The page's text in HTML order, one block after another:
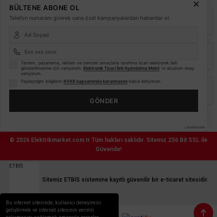
Bu internet sitesinde, kullanıcı deneyimini
geliştirmek ve internet sitesinin verimli
Kurumsal
Alışveriş
Üyelik
© 2026 Elektrikmarket.com.tr Tüm hakları saklıdır. Sitemiz 256 Bit SSL ile
Güvende!
ETBİS
Sitemiz ETBİS sistemine kayıtlı güvenilir bir e-ticaret sitesidir.
BÜLTENE ABONE OL
Telefon numaranı girerek sana özel kampanyalardan haberdar ol.
Tanıtım, pazarlama, reklam ve benzeri amaçlarla tarafıma ticari elektronik ileti
gönderilmesine izin veriyorum. Elektronik Ticari İleti Aydınlatma Metni 'ni okudum onay
veriyorum.
Paylaştığım bilgilerin KVKK kapsamında korunmasını kabul ediyorum.
GÖNDER